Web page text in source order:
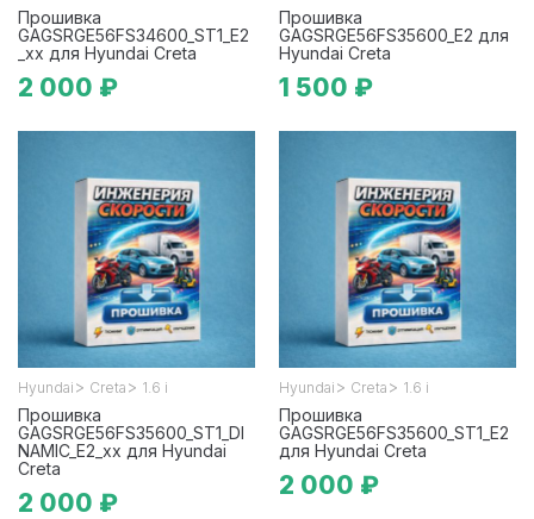
Прошивка
GAGSRGE56FS34600_ST1_E2
_xx для Hyundai Creta
2 000 ₽
Прошивка
GAGSRGE56FS35600_E2 для
Hyundai Creta
1 500 ₽
Hyundai > Creta > 1.6 i
Прошивка
GAGSRGE56FS35600_ST1_DI
NAMIC_E2_xx для Hyundai
Creta
2 000 ₽
Hyundai > Creta > 1.6 i
Прошивка
GAGSRGE56FS35600_ST1_E2
для Hyundai Creta
2 000 ₽